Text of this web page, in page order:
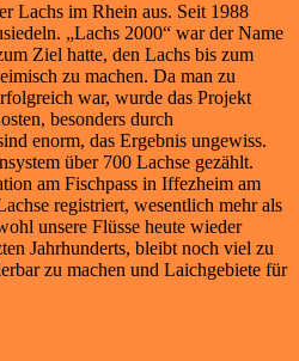
Lachs im Rhein aus. Seit 1988
„Lachs 2000“ war der Name
Ziel hatte, den Lachs bis zum
zu machen. Da man zu
war, wurde das Projekt
besonders durch
enorm, das Ergebnis ungewiss.
über 700 Lachse gezählt.
am Fischpass in Iffezheim am
registriert, wesentlich mehr als
unsere Flüsse heute wieder
Jahrhunderts, bleibt noch viel zu
zu machen und Laichgebiete für